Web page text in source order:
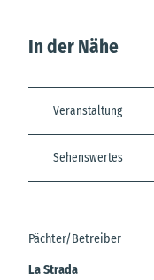
In der Nähe
Veranstaltung
Sehenswertes
Pächter/Betreiber
La Strada